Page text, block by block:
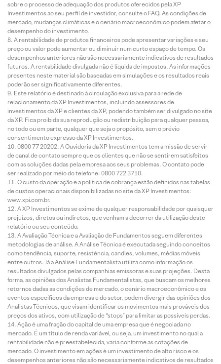
sobre o processo de adequação dos produtos oferecidos pela XP
Investimentos ao seu perfil de investidor, consulte o FAQ. As condições de
mercado, mudanças climáticas e o cenário macroeconômico podem afetar o
desempenho do investimento.
A rentabilidade de produtos financeiros pode apresentar variações e seu
preço ou valor pode aumentar ou diminuir num curto espaço de tempo. Os
desempenhos anteriores não são necessariamente indicativos de resultados
futuros. A rentabilidade divulgada não é líquida de impostos. As informações
presentes neste material são baseadas em simulações e os resultados reais
poderão ser significativamente diferentes.
Este relatório é destinado à circulação exclusiva para a rede de
relacionamento da XP Investimentos, incluindo assessores de
investimentos da XP e clientes da XP, podendo também ser divulgado no site
da XP. Fica proibida sua reprodução ou redistribuição para qualquer pessoa,
no todo ou em parte, qualquer que seja o propósito, sem o prévio
consentimento expresso da XP Investimentos.
0800 77 20202. A Ouvidoria da XP Investimentos tem a missão de servir
de canal de contato sempre que os clientes que não se sentirem satisfeitos
com as soluções dadas pela empresa aos seus problemas. O contato pode
ser realizado por meio do telefone: 0800 722 3710.
O custo da operação e a política de cobrança estão definidos nas tabelas
de custos operacionais disponibilizadas no site da XP Investimentos:
www.xpi.com.br.
A XP Investimentos se exime de qualquer responsabilidade por quaisquer
prejuízos, diretos ou indiretos, que venham a decorrer da utilização deste
relatório ou seu conteúdo.
A Avaliação Técnica e a Avaliação de Fundamentos seguem diferentes
metodologias de análise. A Análise Técnica é executada seguindo conceitos
como tendência, suporte, resistência, candles, volumes, médias móveis
entre outros. Já a Análise Fundamentalista utiliza como informação os
resultados divulgados pelas companhias emissoras e suas projeções. Desta
forma, as opiniões dos Analistas Fundamentalistas, que buscam os melhores
retornos dadas as condições de mercado, o cenário macroeconômico e os
eventos específicos da empresa e do setor, podem divergir das opiniões dos
Analistas Técnicos, que visam identificar os movimentos mais prováveis dos
preços dos ativos, com utilização de “stops” para limitar as possíveis perdas.
Ação é uma fração do capital de uma empresa que é negociada no
mercado. É um título de renda variável, ou seja, um investimento no qual a
rentabilidade não é preestabelecida, varia conforme as cotações de
mercado. O investimento em ações é um investimento de alto risco e os
desempenhos anteriores não são necessariamente indicativos de resultados